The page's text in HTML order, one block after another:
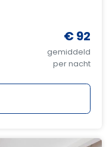
€ 92
gemiddeld
per nacht